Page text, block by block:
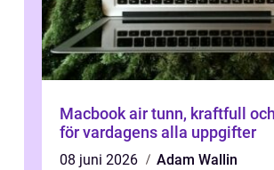
Macbook air tunn, kraftfull och byggd
för vardagens alla uppgifter
08 juni 2026
Adam Wallin